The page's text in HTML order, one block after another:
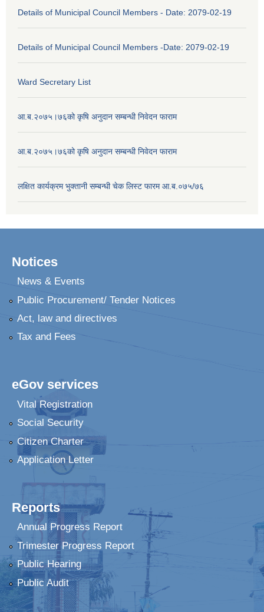
Details of Municipal Council Members - Date: 2079-02-19
Details of Municipal Council Members -Date: 2079-02-19
Ward Secretary List
आ.ब.२०७५।७६को कृषि अनुदान सम्बन्धी निवेदन फाराम
आ.ब.२०७५।७६को कृषि अनुदान सम्बन्धी निवेदन फाराम
लक्षित कार्यक्रम भुक्तानी सम्बन्धी चेक लिस्ट फारम आ.ब.०७५/७६
Notices
News & Events
Public Procurement/ Tender Notices
Act, law and directives
Tax and Fees
eGov services
Vital Registration
Social Security
Citizen Charter
Application Letter
Reports
Annual Progress Report
Trimester Progress Report
Public Hearing
Public Audit